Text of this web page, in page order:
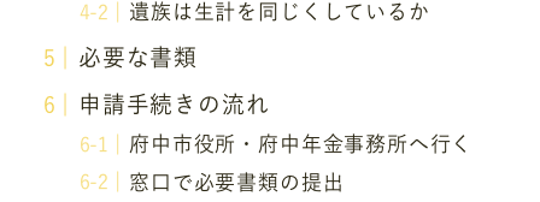
遺族は生計を同じくしているか
必要な書類
申請手続きの流れ
府中市役所・府中年金事務所へ行く
窓口で必要書類の提出